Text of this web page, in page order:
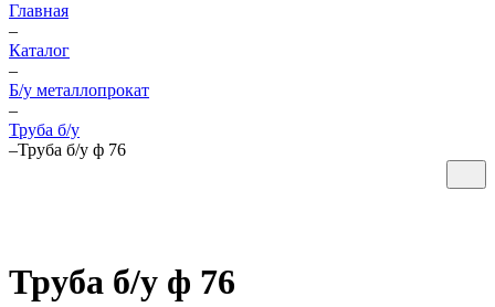
Главная
–
Каталог
–
Б/у металлопрокат
–
Труба б/у
–Труба б/у ф 76
Труба б/у ф 76